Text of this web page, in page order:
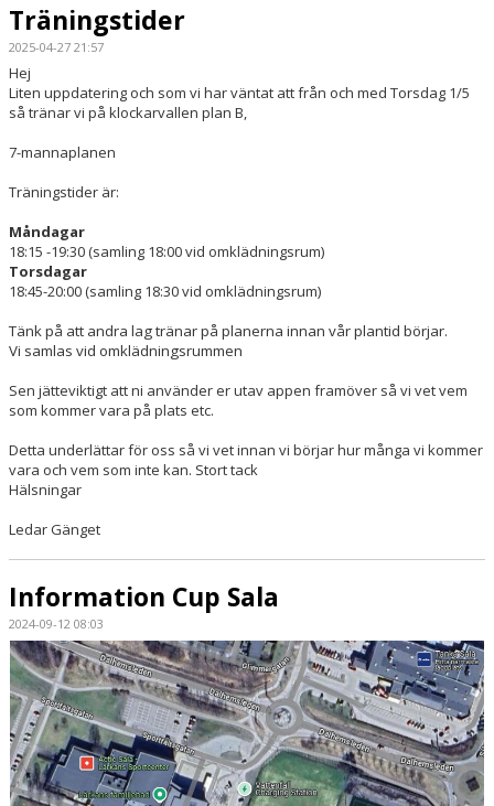
Träningstider
2025-04-27 21:57
Hej
Liten uppdatering och som vi har väntat att från och med Torsdag 1/5
så tränar vi på klockarvallen plan B,
7-mannaplanen
Träningstider är:
Måndagar
18:15 -19:30 (samling 18:00 vid omklädningsrum)
Torsdagar
18:45-20:00 (samling 18:30 vid omklädningsrum)
Tänk på att andra lag tränar på planerna innan vår plantid börjar.
Vi samlas vid omklädningsrummen
Sen jätteviktigt att ni använder er utav appen framöver så vi vet vem
som kommer vara på plats etc.
Detta underlättar för oss så vi vet innan vi börjar hur många vi kommer
vara och vem som inte kan. Stort tack
Hälsningar
Ledar Gänget
Information Cup Sala
2024-09-12 08:03